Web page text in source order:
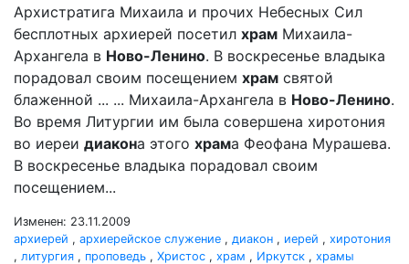
Архистратига Михаила и прочих Небесных Сил
бесплотных архиерей посетил храм Михаила-
Архангела в Ново-Ленино. В воскресенье владыка
порадовал своим посещением храм святой
блаженной ... ... Михаила-Архангела в Ново-Ленино.
Во время Литургии им была совершена хиротония
во иереи диакона этого храма Феофана Мурашева.
В воскресенье владыка порадовал своим
посещением...
Изменен: 23.11.2009
архиерей , архиерейское служение , диакон , иерей , хиротония
, литургия , проповедь , Христос , храм , Иркутск , храмы